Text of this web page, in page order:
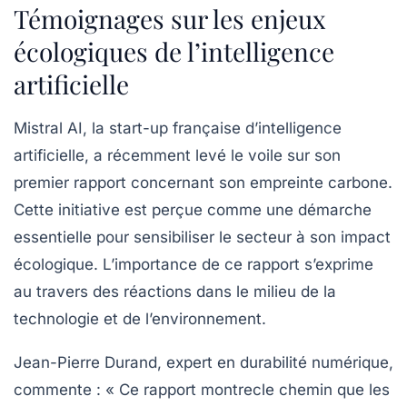
Témoignages sur les enjeux
écologiques de l’intelligence
artificielle
Mistral AI , la start-up française d’intelligence
artificielle, a récemment levé le voile sur son
premier rapport concernant son empreinte carbone.
Cette initiative est perçue comme une démarche
essentielle pour sensibiliser le secteur à son impact
écologique. L’importance de ce rapport s’exprime
au travers des réactions dans le milieu de la
technologie et de l’environnement.
Jean-Pierre Durand, expert en durabilité numérique,
commente : « Ce rapport montrecle chemin que les